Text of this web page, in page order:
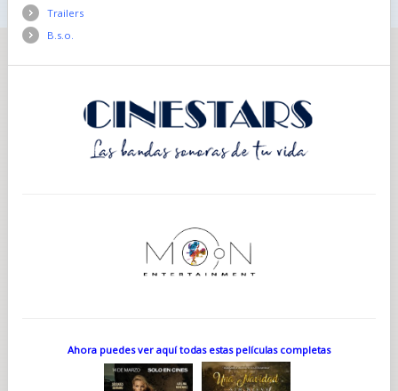
Trailers
B.s.o.
Ahora puedes ver aquí todas estas películas completas